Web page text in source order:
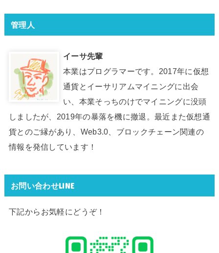
管理人
イーサ先輩
本業はプログラマーです。2017年に仮想
通貨とイーサリアムマイニングに出会
い、本業そっちのけでマイニングに没頭
しましたが、2019年の暴落を機に撤退。最近また仮想通
貨とのご縁があり、Web3.0、ブロックチェーン関連の
情報を発信しています！
お問い合わせLINE
下記からお気軽にどうぞ！